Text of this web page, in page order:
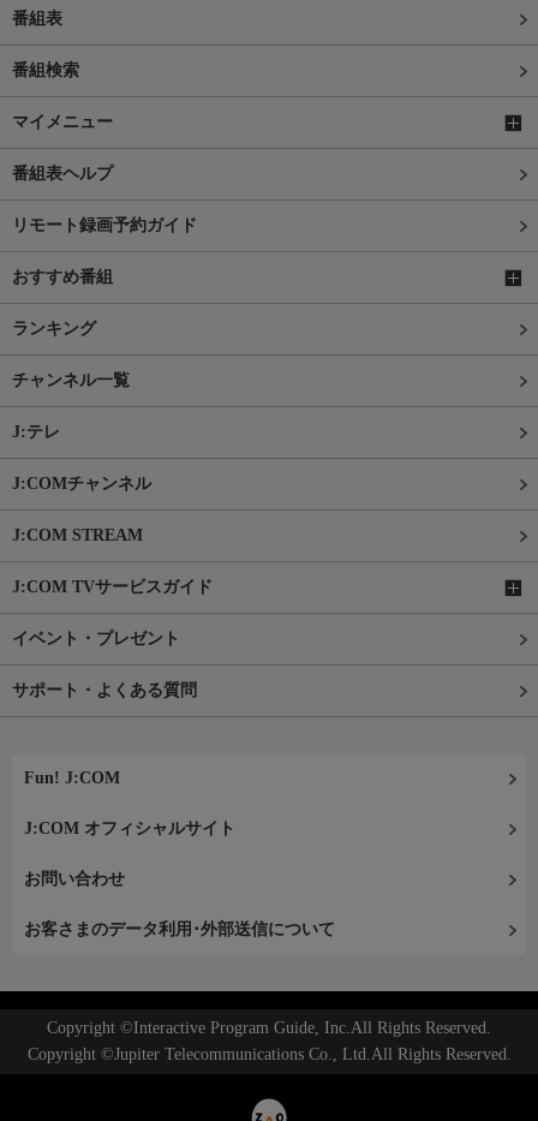
番組表
番組検索
マイメニュー
番組表ヘルプ
リモート録画予約ガイド
おすすめ番組
ランキング
チャンネル一覧
J:テレ
J:COMチャンネル
J:COM STREAM
J:COM TVサービスガイド
イベント・プレゼント
サポート・よくある質問
Fun! J:COM
J:COM オフィシャルサイト
お問い合わせ
お客さまのデータ利用･外部送信について
Copyright ©Interactive Program Guide, Inc.All Rights Reserved.
Copyright ©Jupiter Telecommunications Co., Ltd.All Rights Reserved.